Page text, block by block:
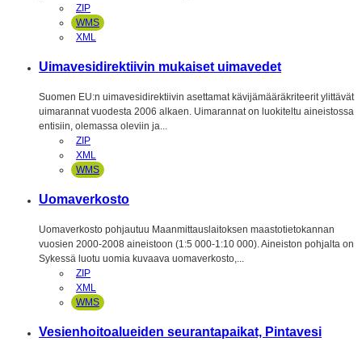
ZIP
WMS
XML
Uimavesidirektiivin mukaiset uimavedet
Suomen EU:n uimavesidirektiivin asettamat kävijämääräkriteerit ylittävät
uimarannat vuodesta 2006 alkaen. Uimarannat on luokiteltu aineistossa
entisiin, olemassa oleviin ja...
ZIP
XML
WMS
Uomaverkosto
Uomaverkosto pohjautuu Maanmittauslaitoksen maastotietokannan
vuosien 2000-2008 aineistoon (1:5 000-1:10 000). Aineiston pohjalta on
Sykessä luotu uomia kuvaava uomaverkosto,...
ZIP
XML
WMS
Vesienhoitoalueiden seurantapaikat, Pintavesi